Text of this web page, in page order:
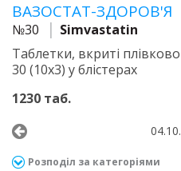
ВАЗОСТАТ-ЗДОРОВ'Я
№30
Simvastatin
Таблетки, вкриті
30 (10х3) у блістерах
1230 таб.
Розподіл за категоріями